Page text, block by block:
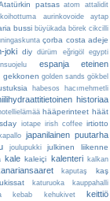
patsas atom
attalidit
aurinkovoide
aytap
bussi büyükada börek cikcilli
çorba costa adeje
joki diy dürüm eğrigöl egypti
espanja eteinen
gekkonen golden sands gökbel
habesos hacımehmetli
historiaa
hääperinteet häät
iotape irish coffee irtiotto
japanilainen puutarha
joulupukki julkinen liikenne
kale kaleiçi kalenteri
kalkan
kaputaş
kaş
katuruoka
kauppahalli
kebab kehukivet keittiö